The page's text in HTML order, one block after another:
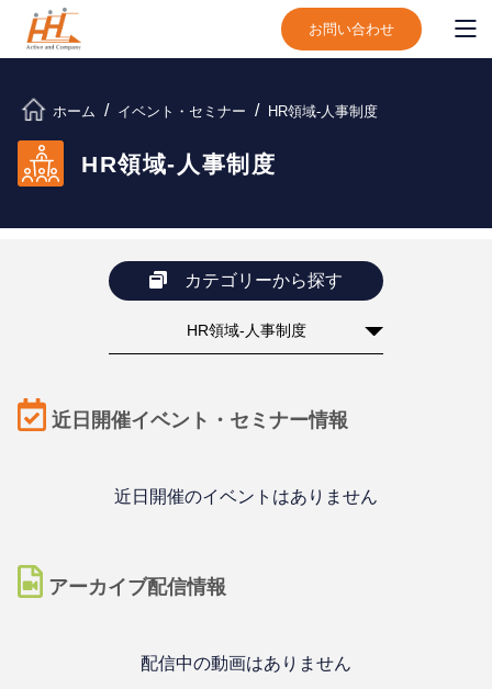
お問い合わせ
ホーム イベント・セミナー HR領域-⼈事制度
HR領域-⼈事制度
カテゴリーから探す
HR領域-⼈事制度
近日開催イベント・セミナー情報
近日開催のイベントはありません
アーカイブ配信情報
配信中の動画はありません